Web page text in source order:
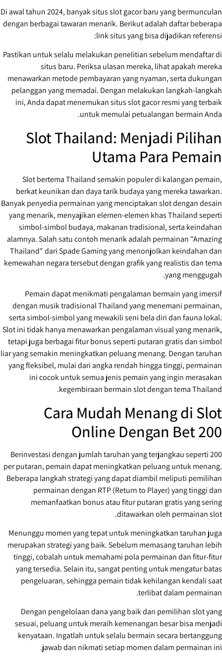
Di awal tahun 2024, banyak situs slot gacor baru yang bermunculan
dengan berbagai tawaran menarik. Berikut adalah daftar beberapa
link situs yang bisa dijadikan referensi:
Pastikan untuk selalu melakukan penelitian sebelum mendaftar di
situs baru. Periksa ulasan mereka, lihat apakah mereka
menawarkan metode pembayaran yang nyaman, serta dukungan
pelanggan yang memadai. Dengan melakukan langkah-langkah
ini, Anda dapat menemukan situs slot gacor resmi yang terbaik
untuk memulai petualangan bermain Anda.
Slot Thailand: Menjadi Pilihan
Utama Para Pemain
Slot bertema Thailand semakin populer di kalangan pemain,
berkat keunikan dan daya tarik budaya yang mereka tawarkan.
Banyak penyedia permainan yang menciptakan slot dengan desain
yang menarik, menyajikan elemen-elemen khas Thailand seperti
simbol-simbol budaya, makanan tradisional, serta keindahan
alamnya. Salah satu contoh menarik adalah permainan "Amazing
Thailand" dari Spade Gaming yang menonjolkan keindahan dan
kemewahan negara tersebut dengan grafik yang realistis dan tema
yang menggugah.
Pemain dapat menikmati pengalaman bermain yang imersif
dengan musik tradisional Thailand yang menemani permainan,
serta simbol-simbol yang mewakili seni bela diri dan fauna lokal.
Slot ini tidak hanya menawarkan pengalaman visual yang menarik,
tetapi juga berbagai fitur bonus seperti putaran gratis dan simbol
liar yang semakin meningkatkan peluang menang. Dengan taruhan
yang fleksibel, mulai dari angka rendah hingga tinggi, permainan
ini cocok untuk semua jenis pemain yang ingin merasakan
kegembiraan bermain slot dengan tema Thailand.
Cara Mudah Menang di Slot
Online Dengan Bet 200
Berinvestasi dengan jumlah taruhan yang terjangkau seperti 200
per putaran, pemain dapat meningkatkan peluang untuk menang.
Beberapa langkah strategi yang dapat diambil meliputi pemilihan
permainan dengan RTP (Return to Player) yang tinggi dan
memanfaatkan bonus atau fitur putaran gratis yang sering
ditawarkan oleh permainan slot.
Menunggu momen yang tepat untuk meningkatkan taruhan juga
merupakan strategi yang baik. Sebelum memasang taruhan lebih
tinggi, cobalah untuk memahami pola permainan dan fitur-fitur
yang tersedia. Selain itu, sangat penting untuk mengatur batas
pengeluaran, sehingga pemain tidak kehilangan kendali saat
terlibat dalam permainan.
Dengan pengelolaan dana yang baik dan pemilihan slot yang
sesuai, peluang untuk meraih kemenangan besar bisa menjadi
kenyataan. Ingatlah untuk selalu bermain secara bertanggung
jawab dan nikmati setiap momen dalam permainan ini.